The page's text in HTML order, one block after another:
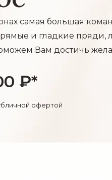
самая большая
и гладкие пряди,
Вам достичь
₽*
офертой